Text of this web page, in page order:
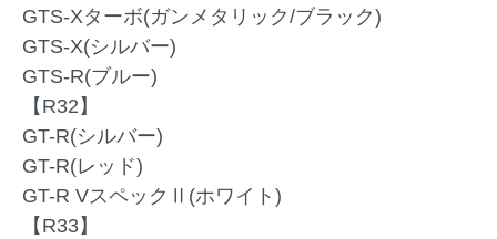
GTS-Xターボ(ガンメタリック/ブラック)
GTS-X(シルバー)
GTS-R(ブルー)
【R32】
GT-R(シルバー)
GT-R(レッド)
GT-R VスペックⅡ(ホワイト)
【R33】